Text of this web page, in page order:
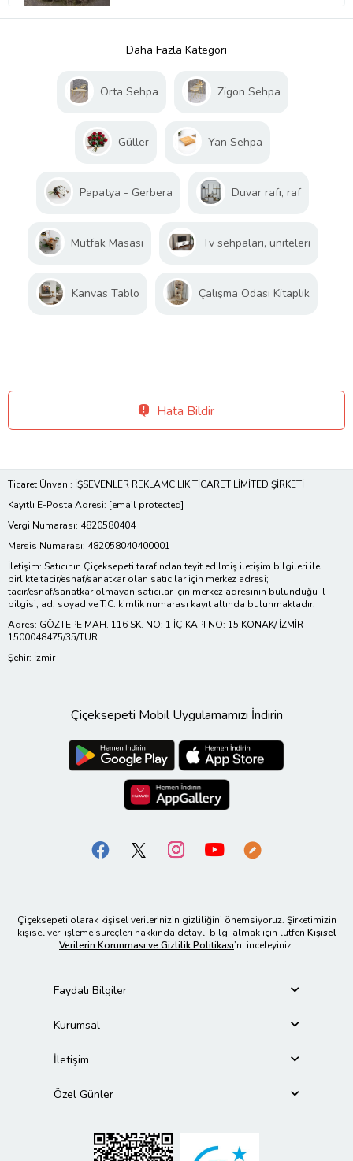
Daha Fazla Kategori
Orta Sehpa Zigon Sehpa
Güller Yan Sehpa
Papatya - Gerbera Duvar rafı, raf
Mutfak Masası Tv sehpaları, üniteleri
Kanvas Tablo Çalışma Odası Kitaplık
Hata Bildir
Ticaret Ünvanı: İŞSEVENLER REKLAMCILIK TİCARET LİMİTED ŞİRKETİ
Kayıtlı E-Posta Adresi: [email protected]
Vergi Numarası: 4820580404
Mersis Numarası: 482058040400001
İletişim: Satıcının Çiçeksepeti tarafından teyit edilmiş iletişim bilgileri ile
birlikte tacir/esnaf/sanatkar olan satıcılar için merkez adresi;
tacir/esnaf/sanatkar olmayan satıcılar için merkez adresinin bulunduğu il
bilgisi, ad, soyad ve T.C. kimlik numarası kayıt altında bulunmaktadır.
Adres: GÖZTEPE MAH. 116 SK. NO: 1 İÇ KAPI NO: 15 KONAK/ İZMİR
1500048475/35/TUR
Şehir: İzmir
Çiçeksepeti Mobil Uygulamamızı İndirin
Çiçeksepeti olarak kişisel verilerinizin gizliliğini önemsiyoruz. Şirketimizin
kişisel veri işleme süreçleri hakkında detaylı bilgi almak için lütfen Kişisel
Verilerin Korunması ve Gizlilik Politikası’nı inceleyiniz.
Faydalı Bilgiler
Kurumsal
İletişim
Özel Günler